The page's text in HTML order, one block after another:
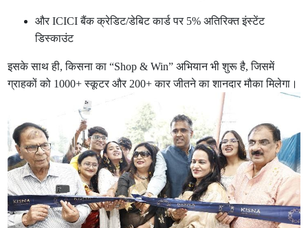
और ICICI बैंक क्रेडिट/डेबिट कार्ड पर 5% अतिरिक्त इंस्टेंट
डिस्काउंट
इसके साथ ही, किसना का “Shop & Win” अभियान भी शुरू है, जिसमें
ग्राहकों को 1000+ स्कूटर और 200+ कार जीतने का शानदार मौका मिलेगा।